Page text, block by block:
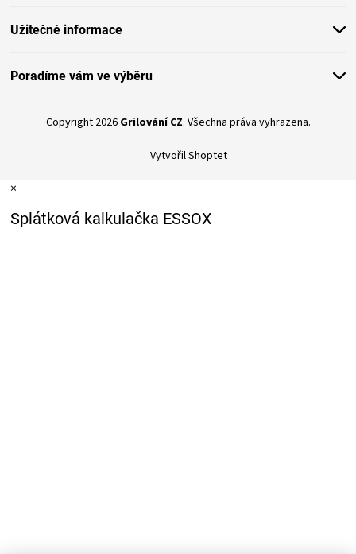
Užitečné informace
Poradíme vám ve výběru
Vytvořil Shoptet
Copyright 2026 Grilování CZ. Všechna práva vyhrazena.
×
Splátková kalkulačka ESSOX